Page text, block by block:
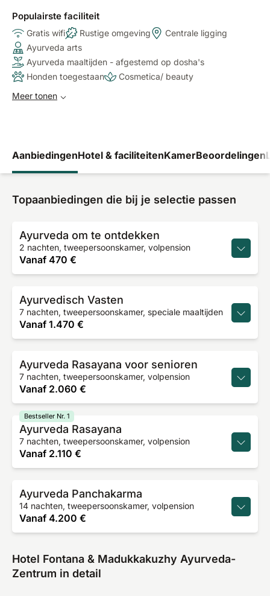
Populairste faciliteit
Gratis wifi Rustige omgeving
Centrale ligging
Ayurveda arts
Ayurveda maaltijden - afgestemd op dosha's
Honden toegestaan
Cosmetica/ beauty
Meer tonen
AanbiedingenHotel & faciliteitenKamerBeoordelingen
Topaanbiedingen die bij je selectie passen
Ayurveda om te ontdekken
2 nachten, tweepersoonskamer, volpension
Vanaf 470 €
Ayurvedisch Vasten
7 nachten, tweepersoonskamer, speciale maaltijden
Vanaf 1.470 €
Ayurveda Rasayana voor senioren
7 nachten, tweepersoonskamer, volpension
Vanaf 2.060 €
Ayurveda Rasayana
7 nachten, tweepersoonskamer, volpension
Vanaf 2.110 €
Bestseller Nr. 1
Ayurveda Panchakarma
14 nachten, tweepersoonskamer, volpension
Vanaf 4.200 €
Hotel Fontana & Madukkakuzhy Ayurveda-
Zentrum in detail